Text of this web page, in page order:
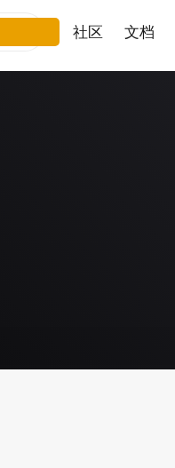
社区 文档